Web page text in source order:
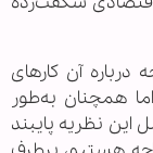
درباره آن کارهای
همچنان به‌طور
این نظریه پایبند